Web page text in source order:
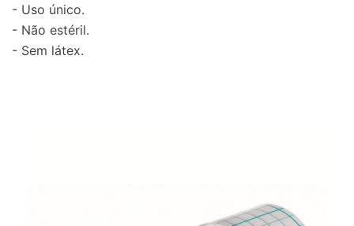
- Uso único.
- Não estéril.
- Sem látex.